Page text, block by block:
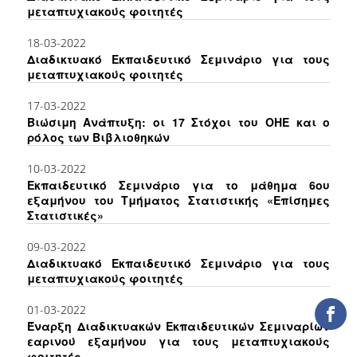
ΕΡΓΑ ΑΝΑΠΤΥΞΗΣ
ΣΥΛΛΟΓΕΣ
ΨΗΦΙΑΚΕΣ ΠΗΓΕΣ
Κ.Ε.Τ
ΟΟΣΑ
Π.Ο.Τ
ΑΝΑΓΝΩΣΤΗΡΙΟ
μεταπτυχιακούς φοιτητές
18-03-2022
Διαδικτυακό Εκπαιδευτικό Σεμινάριο για τους
μεταπτυχιακούς φοιτητές
17-03-2022
Βιώσιμη Ανάπτυξη: οι 17 Στόχοι του ΟΗΕ και ο
ρόλος των Βιβλιοθηκών
10-03-2022
Εκπαιδευτικό Σεμινάριο για το μάθημα 6ου
εξαμήνου του Τμήματος Στατιστικής «Επίσημες
Στατιστικές»
09-03-2022
Διαδικτυακό Εκπαιδευτικό Σεμινάριο για τους
μεταπτυχιακούς φοιτητές
01-03-2022
Έναρξη Διαδικτυακών Εκπαιδευτικών Σεμιναρίων
εαρινού εξαμήνου για τους μεταπτυχιακούς